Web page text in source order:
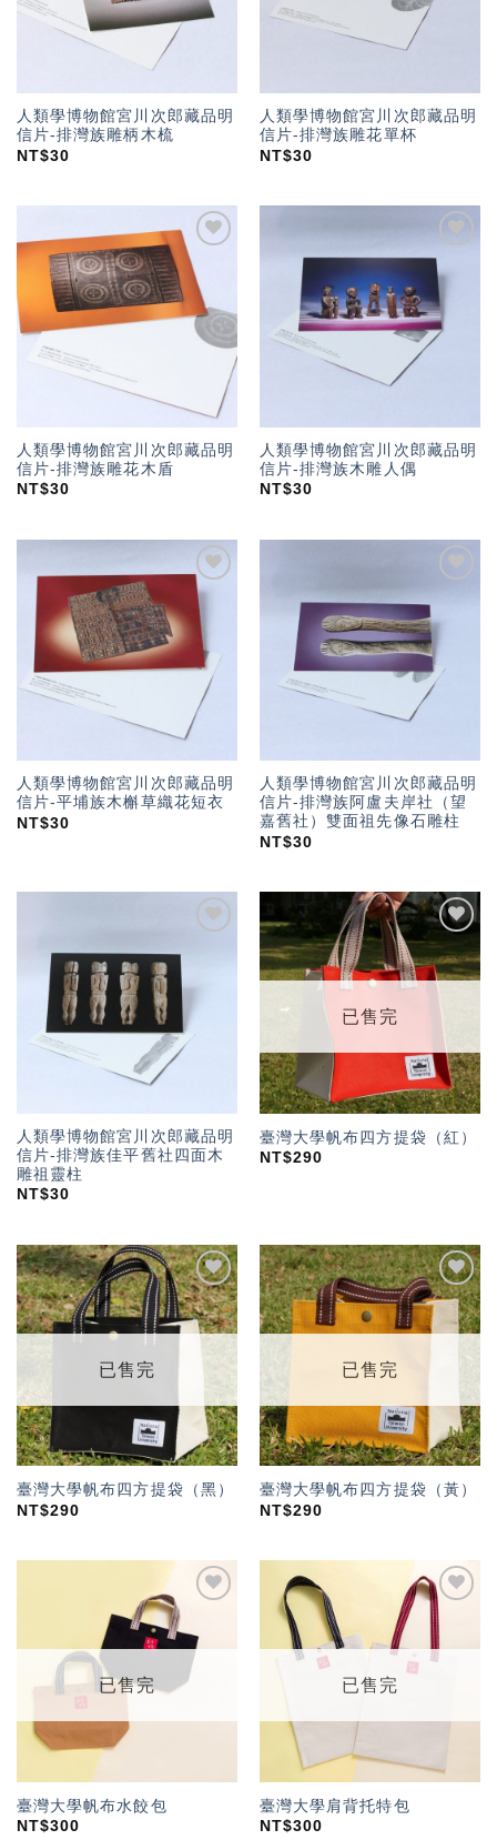
人類學博物館宮川次郎藏品明
信片-排灣族雕柄木梳
NT$30
人類學博物館宮川次郎藏品明
信片-排灣族雕花單杯
NT$30
望輕
單」
人類學博物館宮川次郎藏品明
信片-排灣族雕花木盾
NT$30
「願
人類學博物館宮川次郎藏品明
信片-排灣族木雕人偶
NT$30
加入
「願
望輕
單」
人類學博物館宮川次郎藏品明
信片-平埔族木槲草織花短衣
NT$30
人類學博物館宮川次郎藏品明
信片-排灣族阿盧夫岸社（望
嘉舊社）雙面祖先像石雕柱
NT$30
人類學博物館宮川次郎藏品明
信片-排灣族佳平舊社四面木
雕祖靈柱
NT$30
加入
「願
望輕
已售完
臺灣大學帆布四方提袋（紅）
NT$290
加入
「願
望輕
已售完
臺灣大學帆布四方提袋（黑）
NT$290
加入
「願
望輕
已售完
臺灣大學帆布四方提袋（黃）
NT$290
望輕
已售完
臺灣大學帆布水餃包
NT$300
望輕
已售完
臺灣大學肩背托特包
NT$300